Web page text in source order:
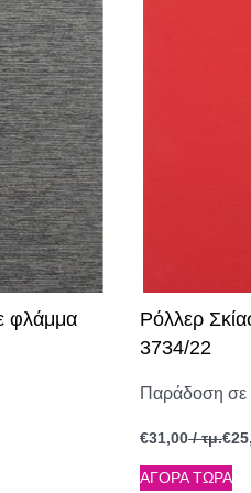
φλάμμα
Ρόλλερ
3734/22
Παράδοση σε
€31,00/ τμ.€
ΑΓΟΡΑ ΤΩΡΑ